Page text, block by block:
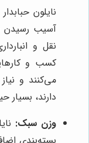
نایلون
آسیب رسیدن
نقل و
کسب و
می‌کنند و
دارند، بسیار
وزن سبک: